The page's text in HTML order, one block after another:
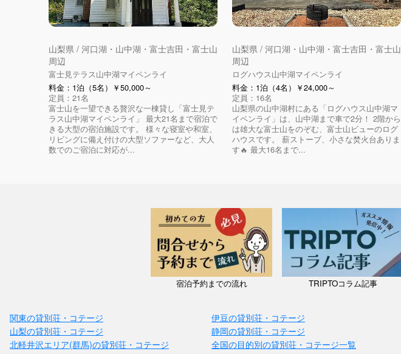
山梨県 / 河口湖・山中湖・富士吉田・富士山
周辺
富士見テラス山中湖マイペンライ
料金：1泊（5名）￥50,000～
定員：21名
富士山を一望できる贅沢な一棟貸し「富士見テ
ラス山中湖マイペンライ」 最大21名まで宿泊で
きる大型の宿泊施設です。 様々な寝室や和室、
リビングに備え付けの大型ソファーなど、大人
数でのご宿泊に対応が...
山梨県 / 河口湖・山中湖・富士吉田・富士山
周辺
ログハウス山中湖マイペンライ
料金：1泊（4名）￥24,000～
定員：16名
山梨県の山中湖村にある「ログハウス山中湖マ
イペンライ」は、山中湖まで車で2分！ 2階から
は雄大な富士山をのぞむ、富士山ビューのログ
ハウスです。 薪ストーブ、小さな焚火台ありま
す🔥 最大16名まで...
宿泊予約までの流れ TRIPTOコラム記事
関東の貸別荘・コテージ 伊豆の貸別荘・コテージ
山梨の貸別荘・コテージ
静岡の貸別荘・コテージ
北軽井沢エリア(群馬)の貸別荘・コテージ
全国の目的別の貸別荘・コテージ一覧